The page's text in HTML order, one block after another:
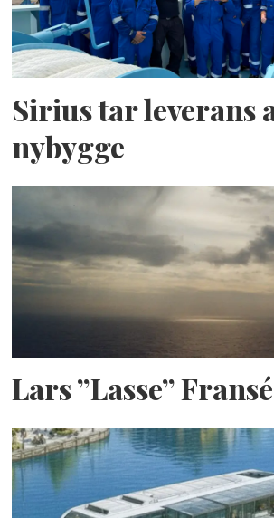
Sirius tar leverans
nybygge
Lars ”Lasse”